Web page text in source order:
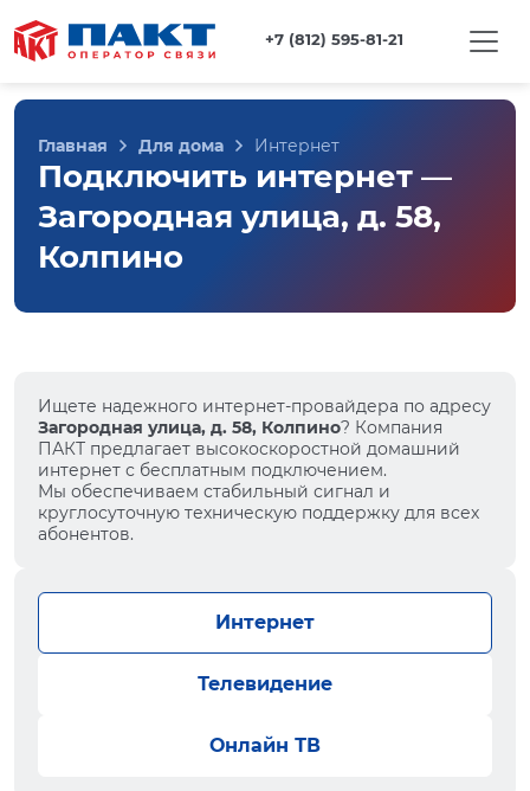
+7 (812) 595-81-21
Главная Для дома Интернет
Подключить интернет —
Загородная улица, д. 58,
Колпино
Ищете надежного интернет-провайдера по адресу
Загородная улица, д. 58, Колпино? Компания
ПАКТ предлагает высокоскоростной домашний
интернет с бесплатным подключением.
Мы обеспечиваем стабильный сигнал и
круглосуточную техническую поддержку для всех
абонентов.
Интернет
Телевидение
Онлайн ТВ